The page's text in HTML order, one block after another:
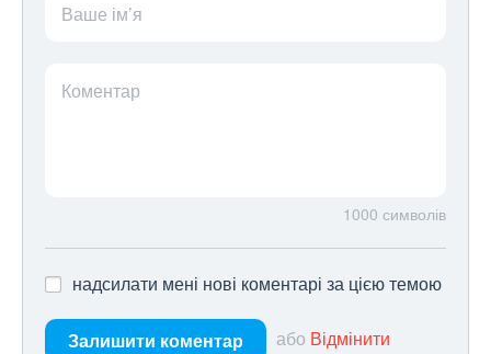
Ваше ім’я
Коментар
1000 символів
надсилати мені нові коментарі за цією темою
Залишити коментар або Відмінити